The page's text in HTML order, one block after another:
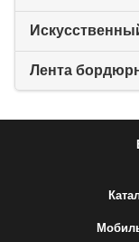
Лента